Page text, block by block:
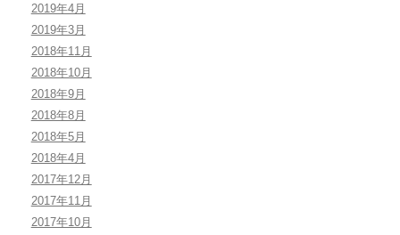
2019年4月
2019年3月
2018年11月
2018年10月
2018年9月
2018年8月
2018年5月
2018年4月
2017年12月
2017年11月
2017年10月